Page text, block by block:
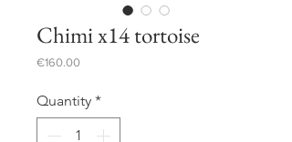
Chimi x14 tortoise
€160.00Price
Quantity *